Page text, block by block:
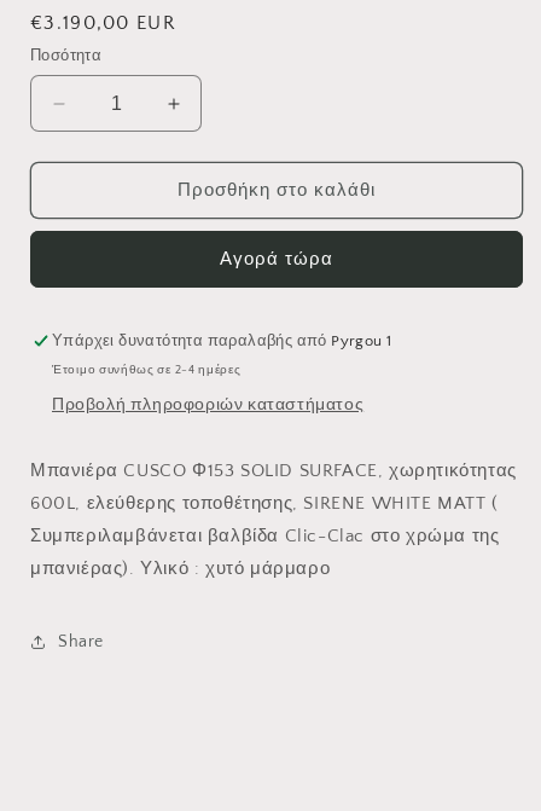
Κανονική
τιμή
€3.190,00 EUR
Ποσότητα
Μείωση
ποσότητας
για
ROUND
MATT
Αύξηση
ποσότητας
για
CUSCO
ROUND
WHITE
MATT
Προσθήκη στο καλάθι
Αγορά τώρα
Υπάρχει δυνατότητα παραλαβής από Pyrgou 1
Έτοιμο συνήθως σε 2-4 ημέρες
Προβολή πληροφοριών καταστήματος
Μπανιέρα CUSCO Φ153 SOLID SURFACE, χωρητικότητας
600L, ελεύθερης τοποθέτησης, SIRENE WHITE MATT (
Συμπεριλαμβάνεται βαλβίδα Clic-Clac στο χρώμα της
μπανιέρας). Υλικό : χυτό μάρμαρο
Share